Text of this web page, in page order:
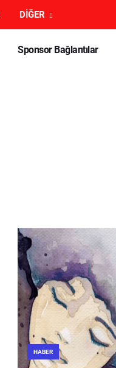
DIĞER
Sponsor Bağlantılar
HABER